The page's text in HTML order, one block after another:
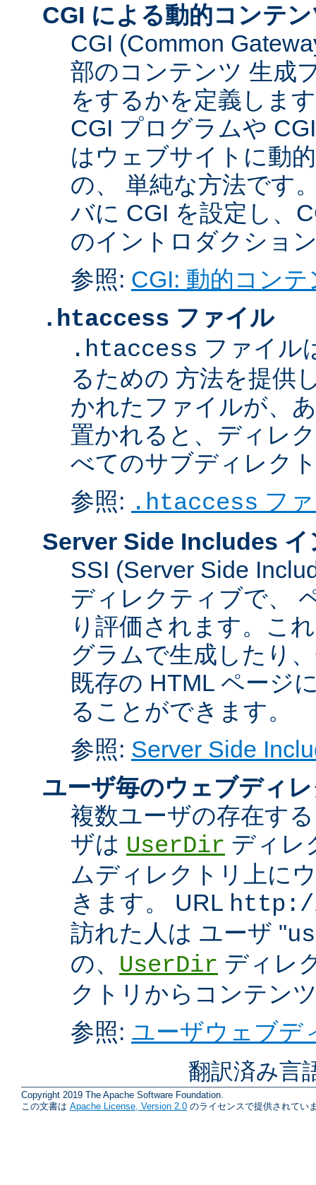
CGI による動的コンテ
CGI (Common
部のコンテンツ 生成
をするかを定義しま
CGI プログラムや
はウェブサイトに動
の、 単純な方法です
バに CGI を設定し、
のイントロダクショ
参照: CGI: 動的コンテ
.htaccess ファイル
.htaccess ファイル
るための 方法を提供
かれたファイルが、
置かれると、ディレ
べてのサブディレク
参照: .htaccess フ
Server Side Includes イ
SSI (Server Side
ディレクティブで、
り評価されます。こ
グラムで生成したり
既存の HTML ページ
ることができます。
参照: Server Side
ユーザ毎のウェブディ
複数ユーザの存在す
ザは UserDir ディレ
ムディレクトリ上に
きます。 URL http://
訪れた人は ユーザ "
の、 UserDir ディレ
クトリからコンテン
参照: ユーザウェブデ
翻訳済み言
Copyright 2019 The Apache Software Foundation.
この文書は Apache License, Version 2.0 のライセンスで提供されてい